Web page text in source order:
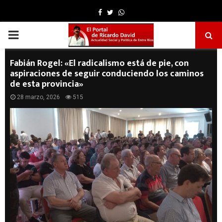
Facebook
TwitterWhatsapp
PRIMARY
MENU
Fabián Rogel: «El radicalismo está de pie, con
aspiraciones de seguir conduciendo los caminos
de esta provincia»
28 marzo, 2026 515